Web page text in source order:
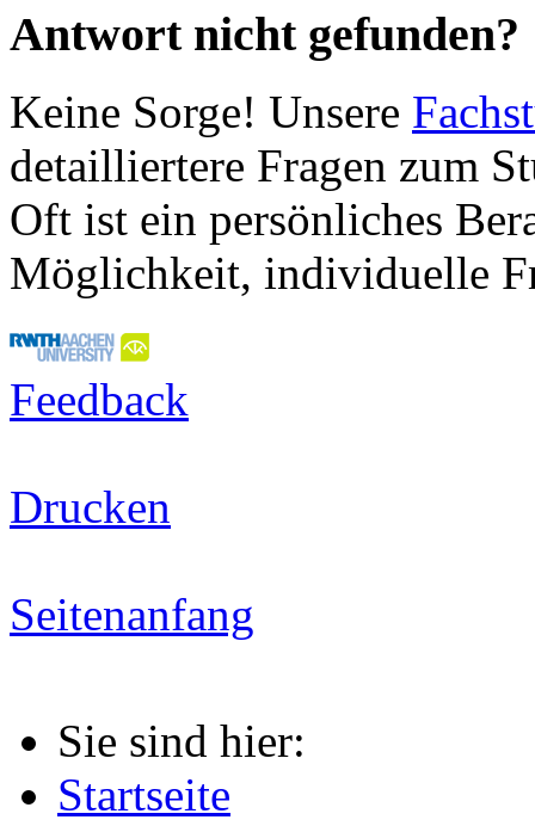
Antwort nicht gefunden?
Keine Sorge! Unsere
detailliertere Fragen zum
Oft ist ein persönliches
Möglichkeit, individuelle
Feedback
Drucken
Seitenanfang
Sie sind hier:
Startseite